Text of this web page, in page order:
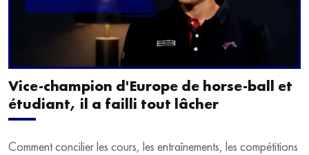
Vice-champion d'Europe de horse-ball et
étudiant, il a failli tout lâcher
Comment concilier les cours, les entraînements, les compétitions